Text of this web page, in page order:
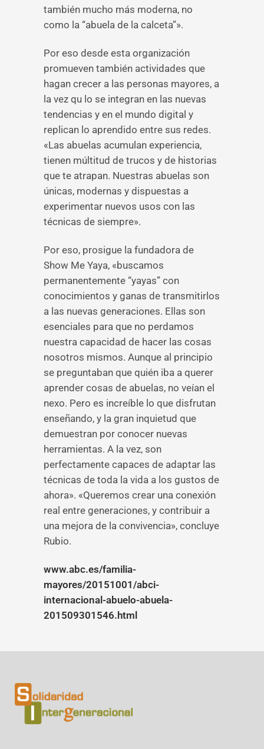
también mucho más moderna, no
como la “abuela de la calceta”».
Por eso desde esta organización
promueven también actividades que
hagan crecer a las personas mayores, a
la vez qu lo se integran en las nuevas
tendencias y en el mundo digital y
replican lo aprendido entre sus redes.
«Las abuelas acumulan experiencia,
tienen múltitud de trucos y de historias
que te atrapan. Nuestras abuelas son
únicas, modernas y dispuestas a
experimentar nuevos usos con las
técnicas de siempre».
Por eso, prosigue la fundadora de
Show Me Yaya, «buscamos
permanentemente “yayas” con
conocimientos y ganas de transmitirlos
a las nuevas generaciones. Ellas son
esenciales para que no perdamos
nuestra capacidad de hacer las cosas
nosotros mismos. Aunque al principio
se preguntaban que quién iba a querer
aprender cosas de abuelas, no veían el
nexo. Pero es increíble lo que disfrutan
enseñando, y la gran inquietud que
demuestran por conocer nuevas
herramientas. A la vez, son
perfectamente capaces de adaptar las
técnicas de toda la vida a los gustos de
ahora». «Queremos crear una conexión
real entre generaciones, y contribuir a
una mejora de la convivencia», concluye
Rubio.
www.abc.es/familia-
mayores/20151001/abci-
internacional-abuelo-abuela-
201509301546.html